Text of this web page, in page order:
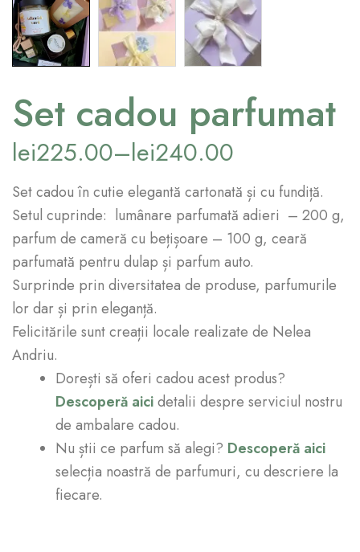
Set cadou parfumat
lei225.00–lei240.00
Set cadou în cutie elegantă cartonată și cu fundiță.
Setul cuprinde: lumânare parfumată adieri – 200 g,
parfum de cameră cu bețișoare – 100 g, ceară
parfumată pentru dulap și parfum auto.
Surprinde prin diversitatea de produse, parfumurile
lor dar și prin eleganță.
Felicitările sunt creații locale realizate de Nelea
Andriu.
Dorești să oferi cadou acest produs?
Descoperă aicidetalii despre serviciul nostru
de ambalare cadou.
Nu știi ce parfum să alegi? Descoperă aici
selecția noastră de parfumuri, cu descriere la
fiecare.